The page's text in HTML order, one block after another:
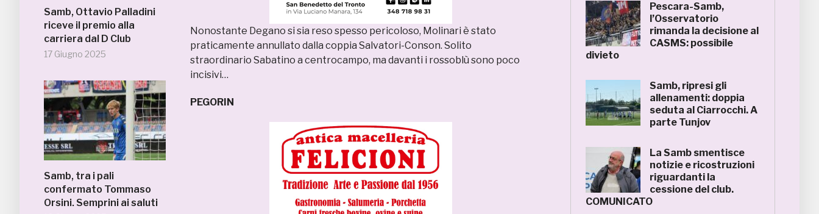
Samb, Ottavio Palladini
riceve il premio alla
carriera dal D Club
17 Giugno 2025
Samb, tra i pali
confermato Tommaso
Orsini. Semprini ai saluti
Nonostante Degano si sia reso spesso pericoloso, Molinari è stato
praticamente annullato dalla coppia Salvatori-Conson. Solito
straordinario Sabatino a centrocampo, ma davanti i rossoblù sono poco
incisivi…
PEGORIN
Pescara-Samb,
l’Osservatorio
rimanda la decisione al
CASMS: possibile
divieto
Samb, ripresi gli
allenamenti: doppia
seduta al Ciarrocchi. A
parte Tunjov
La Samb smentisce
notizie e ricostruzioni
riguardanti la
cessione del club.
COMUNICATO